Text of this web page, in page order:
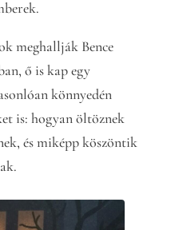
meghallják Bence
ő is kap egy
könnyedén
is: hogyan öltöznek
és miképp köszöntik